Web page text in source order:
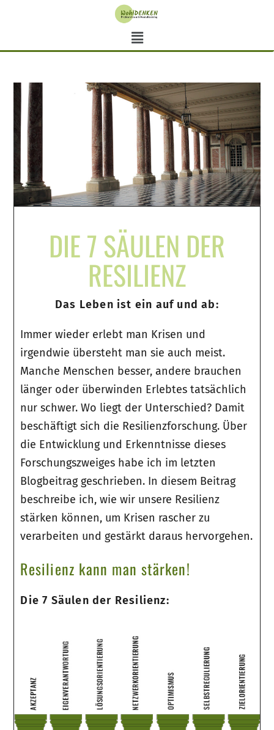
DIE 7 SÄULEN DER
RESILIENZ
Das Leben ist ein auf und ab:
Immer wieder erlebt man Krisen und
irgendwie übersteht man sie auch meist.
Manche Menschen besser, andere brauchen
länger oder überwinden Erlebtes tatsächlich
nur schwer. Wo liegt der Unterschied? Damit
beschäftigt sich die Resilienzforschung. Über
die Entwicklung und Erkenntnisse dieses
Forschungszweiges habe ich im letzten
Blogbeitrag geschrieben. In diesem Beitrag
beschreibe ich, wie wir unsere Resilienz
stärken können, um Krisen rascher zu
verarbeiten und gestärkt daraus hervorgehen.
Resilienz kann man stärken!
Die 7 Säulen der Resilienz: